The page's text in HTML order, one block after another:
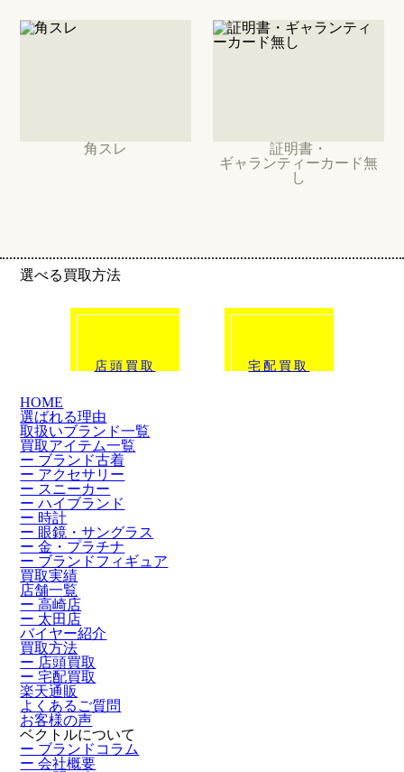
角スレ
証明書・
ギャランティーカード無
し
選べる買取方法
店頭買取 宅配買取
HOME
選ばれる理由
取扱いブランド一覧
買取アイテム一覧
ー ブランド古着
ー アクセサリー
ー スニーカー
ー ハイブランド
ー 時計
ー 眼鏡・サングラス
ー 金・プラチナ
ー ブランドフィギュア
買取実績
店舗一覧
ー 高崎店
ー 太田店
バイヤー紹介
買取方法
ー 店頭買取
ー 宅配買取
楽天通販
よくあるご質問
お客様の声
ベクトルについて
ー ブランドコラム
ー 会社概要